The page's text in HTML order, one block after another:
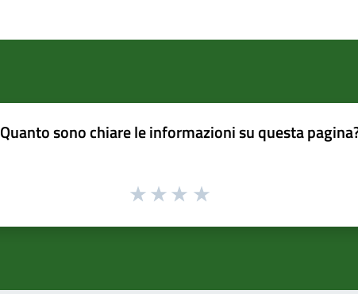
Quanto sono chiare le informazioni su questa